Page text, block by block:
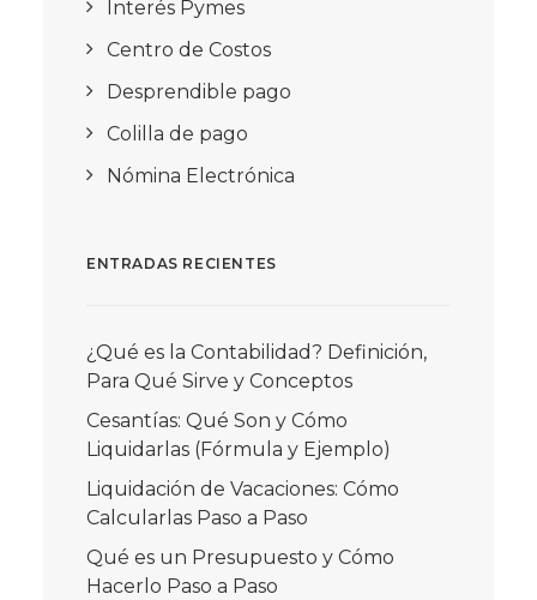
Interés Pymes
Centro de Costos
Desprendible pago
Colilla de pago
Nómina Electrónica
ENTRADAS RECIENTES
¿Qué es la Contabilidad? Definición,
Para Qué Sirve y Conceptos
Cesantías: Qué Son y Cómo
Liquidarlas (Fórmula y Ejemplo)
Liquidación de Vacaciones: Cómo
Calcularlas Paso a Paso
Qué es un Presupuesto y Cómo
Hacerlo Paso a Paso